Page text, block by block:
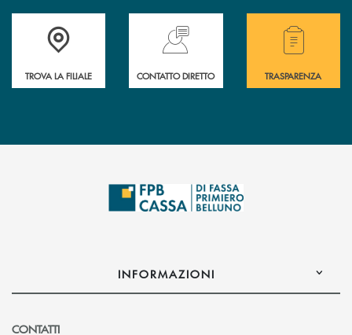
Accedi all' elenco completo delle filiali della Cassa Rurale.
TROVA LA FILIALE
Hai bisogno di assistenza immediata?
CONTATTO DIRETTO
Hai bisogno di
TRASPARENZA
INFORMAZIONI
CONTATTI